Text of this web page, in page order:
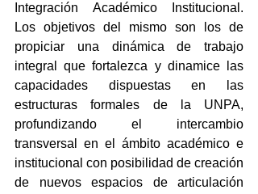
Integración Académico Institucional.
Los objetivos del mismo son los de
propiciar una dinámica de trabajo
integral que fortalezca y dinamice las
capacidades dispuestas en las
estructuras formales de la UNPA,
profundizando el intercambio
transversal en el ámbito académico e
institucional con posibilidad de creación
de nuevos espacios de articulación